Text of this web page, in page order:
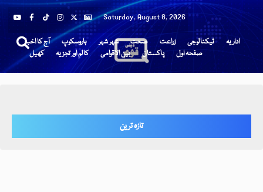
Saturday, August 8, 2026
آج کا اخبار ہاروسکوپ شہر شہر صحت زراعت ٹیکنالوجی
اداریہ
کھیل
کالم اور تجزیہ بین الاقوامی پاکستان صفحہ اول
تازہ ترین